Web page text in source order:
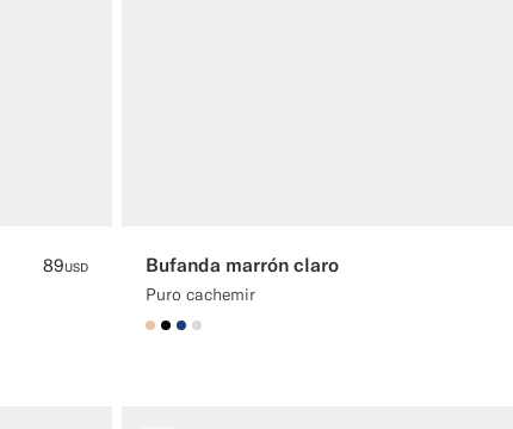
89USD Bufanda marrón claro
Puro cachemir
#E4C4A9
#000000
#1C3D7A
#D9DADA